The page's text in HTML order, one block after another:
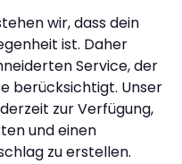
wir, dass dein
ist. Daher
Service, der
berücksichtigt. Unser
zur Verfügung,
und einen
zu erstellen.